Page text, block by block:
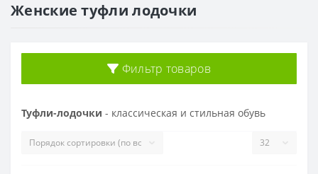
Женские туфли лодочки
Фильтр товаров
Туфли-лодочки - классическая и стильная обувь